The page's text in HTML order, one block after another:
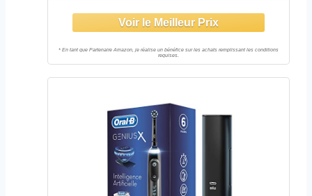
pression, minuterie, étui de voyage,
bleu marine, HX6871/47